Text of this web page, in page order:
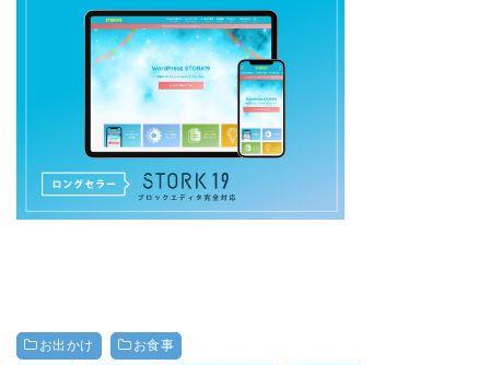
お出かけ お食事